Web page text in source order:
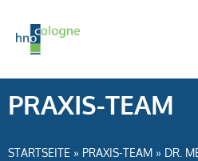
PRAXIS-TEAM
STARTSEITE » PRAXIS-TEAM » DR.